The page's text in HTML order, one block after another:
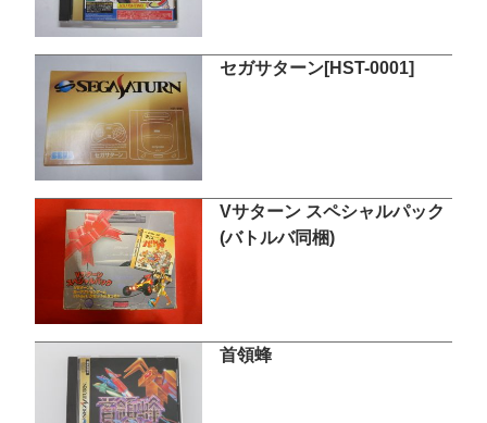
セガサターン[HST-0001]
Vサターン スペシャルパック
(バトルバ同梱)
首領蜂